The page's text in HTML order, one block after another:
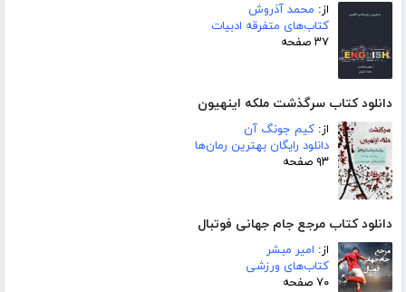
از: محمد آذروش
کتاب‌های متفرقه ادبیات
۳۷ صفحه
دانلود کتاب سرگذشت ملکه اینهیون
از: کیم جونگ آن
دانلود رایگان بهترین رمان‌ها
۹۳ صفحه
دانلود کتاب مرجع جام جهانی فوتبال
از: امیر مبشر
کتاب‌های ورزشی
۷۰ صفحه